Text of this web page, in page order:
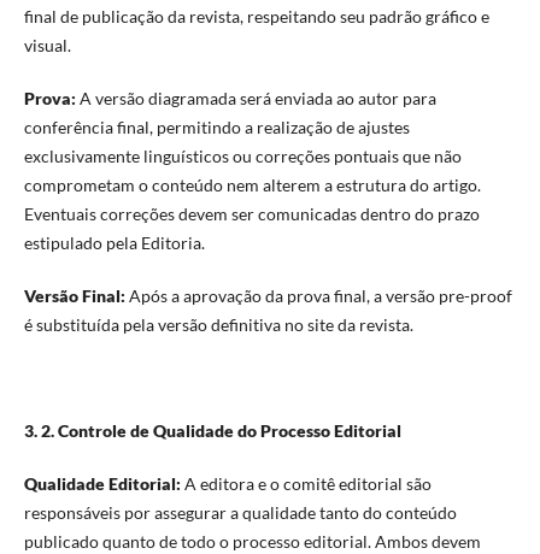
final de publicação da revista, respeitando seu padrão gráfico e
visual.
Prova: A versão diagramada será enviada ao autor para
conferência final, permitindo a realização de ajustes
exclusivamente linguísticos ou correções pontuais que não
comprometam o conteúdo nem alterem a estrutura do artigo.
Eventuais correções devem ser comunicadas dentro do prazo
estipulado pela Editoria.
Versão Final: Após a aprovação da prova final, a versão pre-proof
é substituída pela versão definitiva no site da revista.
3. 2. Controle de Qualidade do Processo Editorial
Qualidade Editorial: A editora e o comitê editorial são
responsáveis por assegurar a qualidade tanto do conteúdo
publicado quanto de todo o processo editorial. Ambos devem